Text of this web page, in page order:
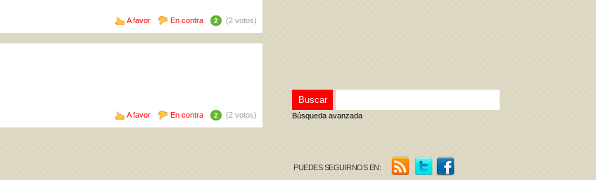
A favor En contra 2 (2 votos)
A favor En contra 2 (2 votos) Búsqueda avanzada
PUEDES SEGUIRNOS EN: